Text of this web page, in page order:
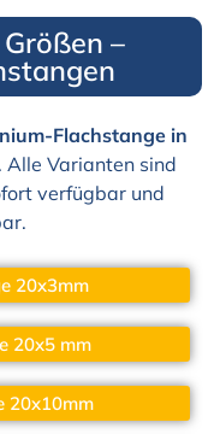
–
Flachstange in
. Alle Varianten sind
verfügbar und
20x3mm
20x5 mm
20x10mm